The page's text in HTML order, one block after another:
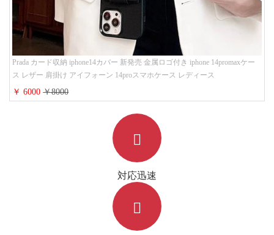
Prada カード収納 iphone14カバー 新発売 金属ロゴ付き iphone 14promaxケー
ス レザー 肩掛け アイフォーン 14proスマホケース レディース
￥ 6000￥8000
対応迅速